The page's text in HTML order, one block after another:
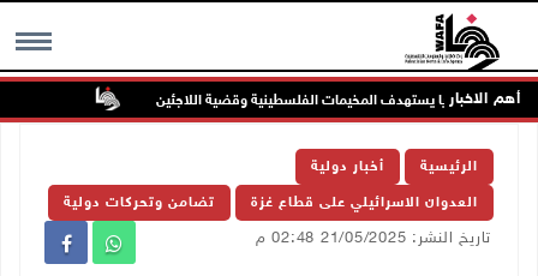
MENU أهم الاخبار
مخيم قلنديا يستهدف المخيمات الفلسطينية وقضية اللاجئين
الرئيسية أخبار دولية
العدوان الاسرائيلي على قطاع غزة تضامن وتحركات دولية
تاريخ النشر: 21/05/2025 02:48 م